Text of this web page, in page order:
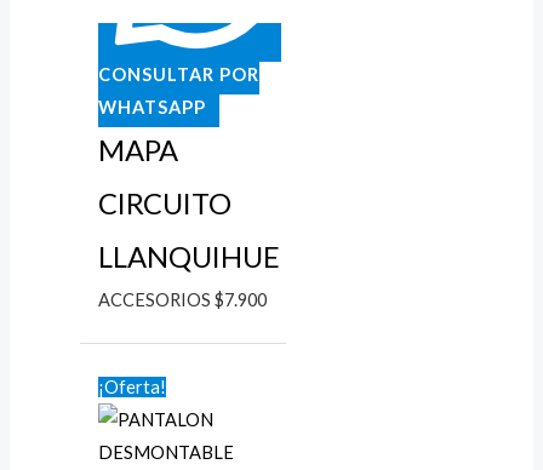
CONSULTAR POR
WHATSAPP
MAPA
CIRCUITO
LLANQUIHUE
ACCESORIOS $7.900
¡Oferta!de
precios:
desde